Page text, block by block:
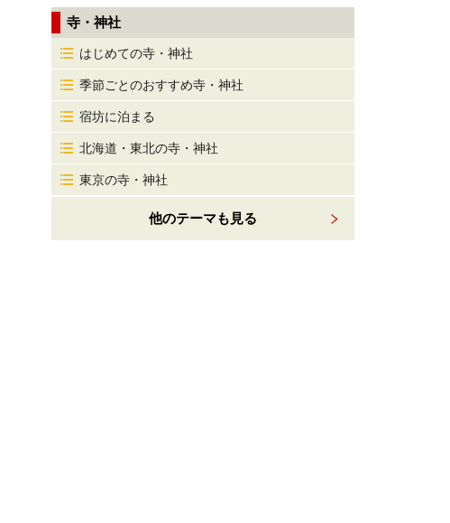
寺・神社
はじめての寺・神社
季節ごとのおすすめ寺・神社
宿坊に泊まる
北海道・東北の寺・神社
東京の寺・神社
他のテーマも見る